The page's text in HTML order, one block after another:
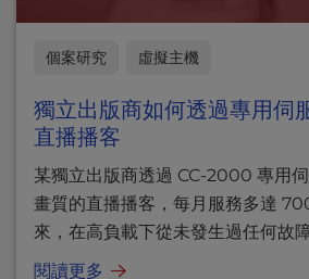
個案研究 虛擬主機
獨立出版商如何透過專用伺
直播播客
某獨立出版商透過 CC-2000 專用
畫質的直播播客，每月服務多達
來，在高負載下從未發生過任何故障
閱讀更多